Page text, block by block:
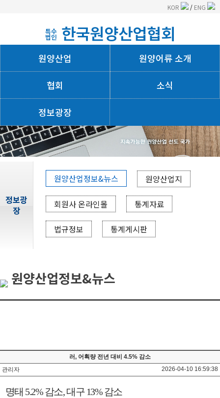
KOR / ENG
특수
법인 한국원양산업협회
원양산업 원양어류 소개
협회 소식
정보광장
정보광
장
원양산업정보&뉴스 원양산업지
회원사 온라인몰 통계자료
법규정보 통계게시판
원양산업정보&뉴스
러, 어획량 전년 대비 4.5% 감소
관리자
2026-04-10 16:59:38
명태 5.2%감소,대구13%감소